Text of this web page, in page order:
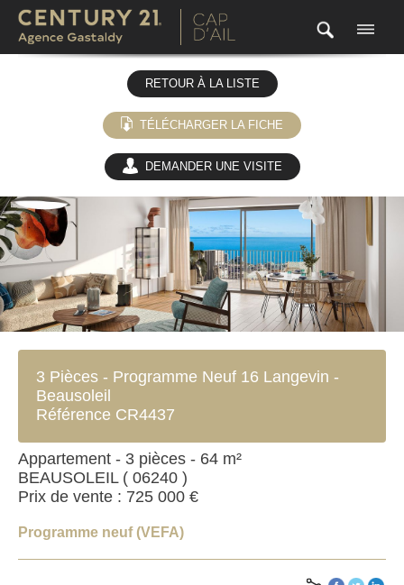
RETOUR À LA LISTE
TÉLÉCHARGER LA FICHE
DEMANDER UNE VISITE
(0)
3 Pièces - Programme Neuf 16 Langevin -
Beausoleil
Référence CR4437
Appartement - 3 pièces - 64 m²
BEAUSOLEIL ( 06240 )
Prix de vente : 725 000 €
Programme neuf (VEFA)